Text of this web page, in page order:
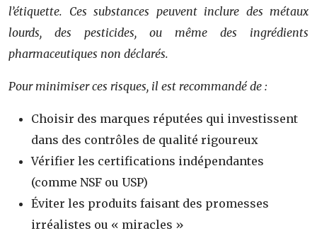
l’étiquette. Ces substances peuvent inclure des métaux
lourds, des pesticides, ou même des ingrédients
pharmaceutiques non déclarés.
Pour minimiser ces risques, il est recommandé de :
Choisir des marques réputées qui investissent
dans des contrôles de qualité rigoureux
Vérifier les certifications indépendantes
(comme NSF ou USP)
Éviter les produits faisant des promesses
irréalistes ou « miracles »